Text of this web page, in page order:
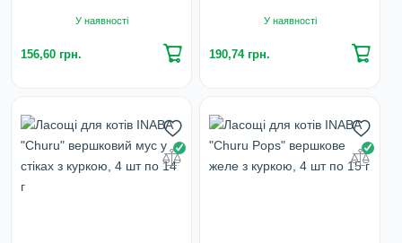
У наявності
156,60 грн.
У наявності
190,74 грн.